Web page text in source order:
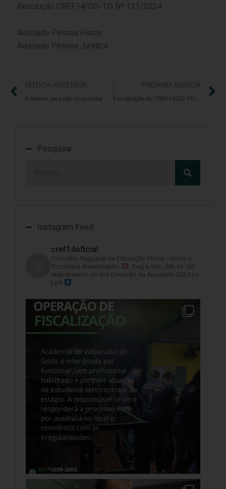
Resolução CREF14/GO-TO Nº 131/2024
Anuidade Pessoa Física
Anuidade Pessoa Jurídica
NOTÍCIA ANTERIOR PRÓXIMA NOTÍCIA
Pesquisar
Instagram Feed
cref14oficial
Conselho Regional de Educação Física - Goiás e
Tocantins Atendimento:
Seg a Sex: 09h às 16h
Atendimento on-line Emissão da Anuidade 2024 no
Link